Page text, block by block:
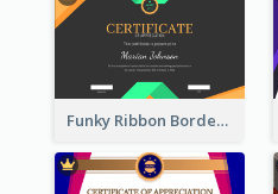
Funky Ribbon Border Certificate Design Template